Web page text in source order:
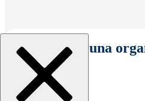
Seleccionar una